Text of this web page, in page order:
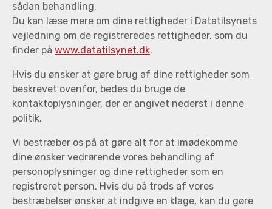
sådan behandling.
Du kan læse mere om dine rettigheder i Datatilsynets
vejledning om de registreredes rettigheder, som du
finder på www.datatilsynet.dk.
Hvis du ønsker at gøre brug af dine rettigheder som
beskrevet ovenfor, bedes du bruge de
kontaktoplysninger, der er angivet nederst i denne
politik.
Vi bestræber os på at gøre alt for at imødekomme
dine ønsker vedrørende vores behandling af
personoplysninger og dine rettigheder som en
registreret person. Hvis du på trods af vores
bestræbelser ønsker at indgive en klage, kan du gøre